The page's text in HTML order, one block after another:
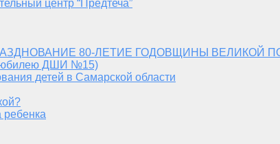
центр “Предтеча”
80-ЛЕТИЕ ГОДОВЩИНЫ ВЕЛИКОЙ
юбилею ДШИ №15)
детей в Самарской области
ребенка